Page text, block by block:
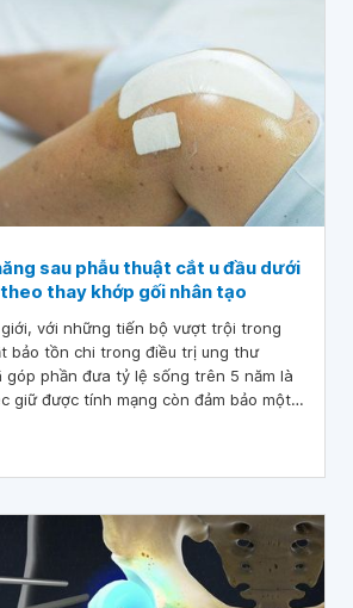
sau phẫu thuật cắt u đầu dưới
thay khớp gối nhân tạo
với những tiến bộ vượt trội trong
bảo tồn chi trong điều trị ung thư
góp phần đưa tỷ lệ sống trên 5 năm là
giữ được tính mạng còn đảm bảo một
cuộc sống tốt hơn.